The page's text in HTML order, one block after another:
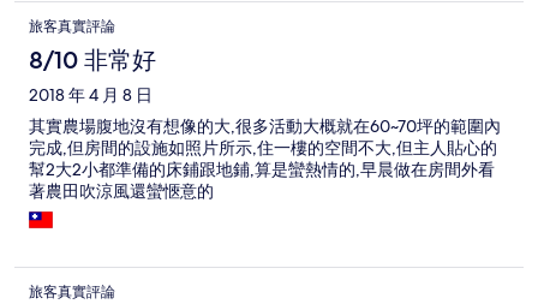
旅客真實評論
8/10 非常好
2018 年 4 月 8 日
其實農場腹地沒有想像的大,很多活動大概就在60~70坪的範圍內
完成,但房間的設施如照片所示,住一樓的空間不大,但主人貼心的
幫2大2小都準備的床鋪跟地鋪,算是蠻熱情的,早晨做在房間外看
著農田吹涼風還蠻愜意的
旅客真實評論